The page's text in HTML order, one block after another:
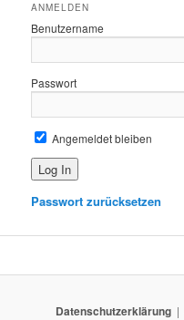
ANMELDEN
Benutzername
Passwort
Angemeldet bleiben
Passwort zurücksetzen
Datenschutzerklärung